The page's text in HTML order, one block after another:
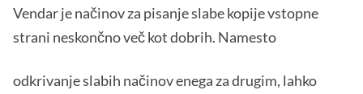
Vendar je načinov za pisanje slabe kopije vstopne
strani neskončno več kot dobrih. Namesto
odkrivanje slabih načinov enega za drugim, lahko